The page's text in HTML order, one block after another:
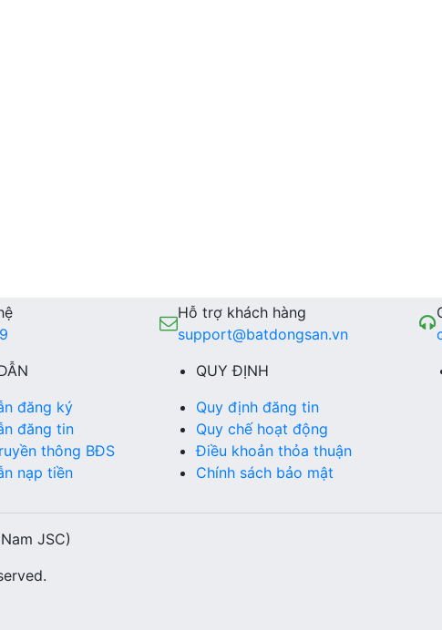
Hỗ trợ khách hàng
support@batdongsan.vn
đăng ký
đăng tin
thông BĐS
nạp tiền
QUY ĐỊNH
Quy định đăng tin
Quy chế hoạt động
Điều khoản thỏa thuận
Chính sách bảo mật
JSC)